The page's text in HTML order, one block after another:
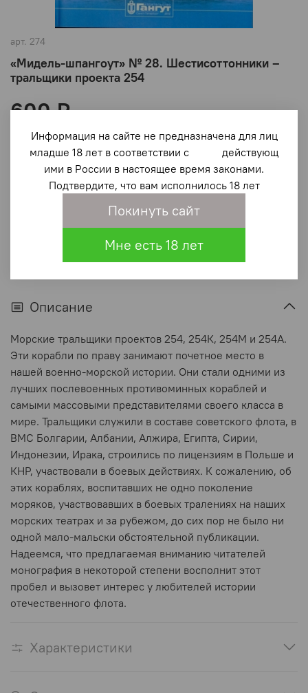
арт. 274
«Мидель-шпангоут» № 28. Шестисоттонники –
тральщики проекта 254
(0) В избранное
600 ₽
В корзину
Описание
Морские тральщики проектов 254, 254К, 254М и 254А.
Эти корабли по праву занимают почетное место в
нашей военно-морской истории. Они стали одними из
лучших послевоенных противоминных кораблей и
самыми массовыми представителями своего класса в
мире. Тральщики служили в составе советского флота, в
ВМС Болгарии, Албании, Алжира, Египта, Сирии,
Индонезии, Ирака, строились по лицензиям в Польше и
КНР, участвовали в боевых действиях. К сожалению, об
этих кораблях, воспитавших не одно поколение
моряков, участвовавших в боевых тралениях на наших
морских театрах и за рубежом, до сих пор не было ни
одной мало-мальски обстоятельной публикации.
Надеемся, что предлагаемая вниманию читателей
монография в некоторой степени восполнит этот
пробел и вызовет интерес у любителей истории
отечественного флота.
Характеристики
Информация на сайте не предназначена для лиц
младше 18 лет в соответствии с действующ
ими в России в настоящее время законами.
Подтвердите, что вам исполнилось 18 лет
Покинуть сайт
Мне есть 18 лет